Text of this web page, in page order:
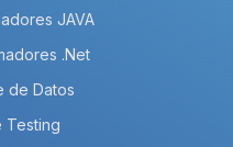
JAVA
.Net
de Datos
Testing